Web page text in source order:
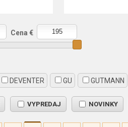
Cena €
DEVENTER GU GUTMANN
VYPREDAJ NOVINKY